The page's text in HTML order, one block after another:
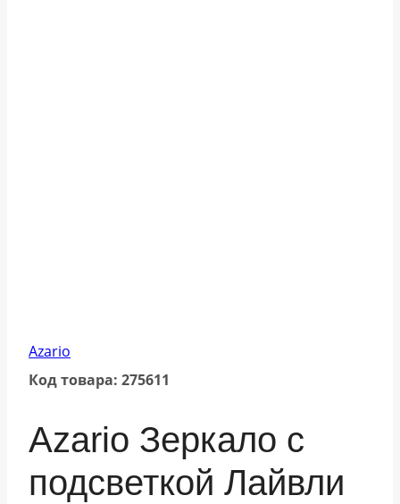
Azario
Код товара: 275611
Azario Зеркало с
подсветкой Лайвли